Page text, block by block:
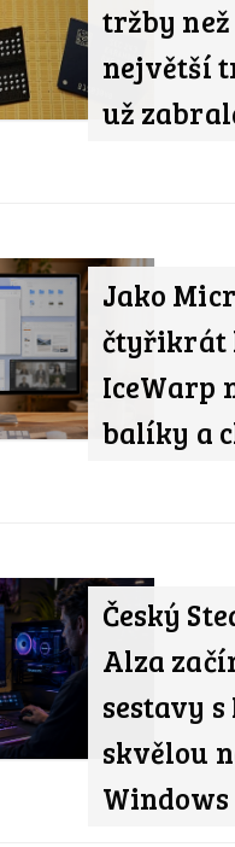
tržby než
největší
už
Jako
čtyřikrát
IceWarp
balíky a
Český
Alza
sestavy
skvělou
Windows